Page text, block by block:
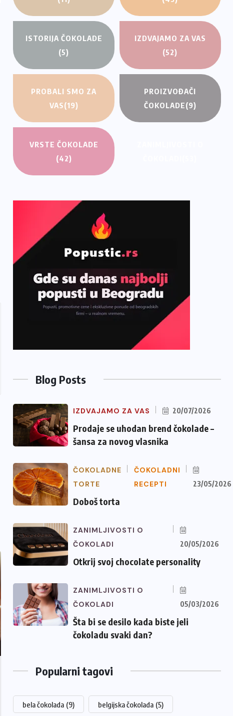
ISTORIJA ČOKOLADE
(5)
IZDVAJAMO ZA VAS
(52)
PROBALI SMO ZA
VAS(19)
PROIZVOĐAČI
ČOKOLADE(9)
VRSTE ČOKOLADE
(42)
Blog Posts
IZDVAJAMO ZA VAS 20/07/2026
Prodaje se uhodan brend čokolade –
šansa za novog vlasnika
ČOKOLADNE
TORTE
ČOKOLADNI
RECEPTI
23/05/2026
Doboš torta
ZANIMLJIVOSTI O
ČOKOLADI
20/05/2026
Otkrij svoj chocolate personality
ZANIMLJIVOSTI O
ČOKOLADI
05/03/2026
Šta bi se desilo kada biste jeli
čokoladu svaki dan?
Popularni tagovi
bela čokolada (9) belgijska čokolada (5)